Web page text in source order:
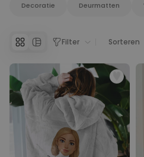
Wij hebben de juiste gadgets en
Decoratie Deurmatten
Filter Sorteren